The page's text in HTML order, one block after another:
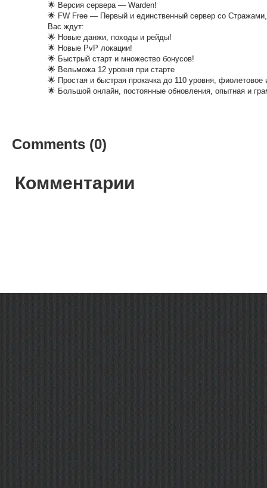
🌟 Версия сервера — Warden!
🌟 FW Free — Первый и единственный сервер со
Вас ждут:
🌟 Новые данжи, походы и рейды!
🌟 Новые PvP локации!
🌟 Быстрый старт и множество бонусов!
🌟 Вельможа 12 уровня при старте
🌟 Простая и быстрая прокачка до 110 уровня, фиолетовое
🌟 Большой онлайн, постоянные обновления, опытная и
Comments (0)
Комментарии